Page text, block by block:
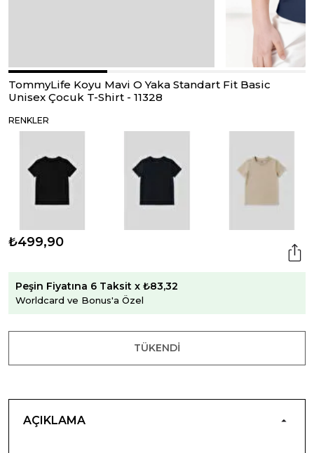
TommyLife Koyu Mavi O Yaka Standart Fit Basic
Unisex Çocuk T-Shirt - 11328
RENKLER
₺499,90
Peşin Fiyatına 6 Taksit x ₺83,32
Worldcard ve Bonus'a Özel
TÜKENDI
AÇIKLAMA